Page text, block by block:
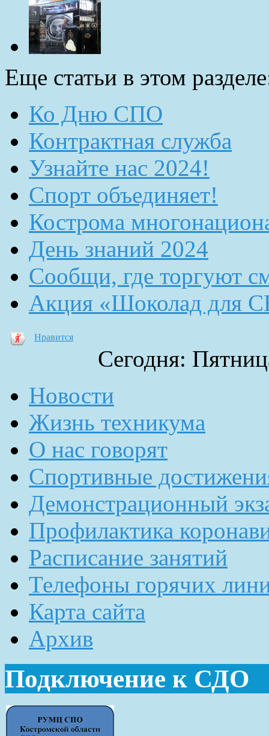
Еще статьи в этом
Ко Дню СПО
Контрактная служба
Узнайте нас 2024!
Спорт объединяет!
Кострома
День знаний 2024
Сообщи, где торгуют
Акция «Шоколад для
Нравится
Сегодня:
Новости
Жизнь техникума
О нас говорят
Спортивные
Демонстрационный
Профилактика
Расписание занятий
Телефоны горячих
Карта сайта
Архив
Подключение к СДО